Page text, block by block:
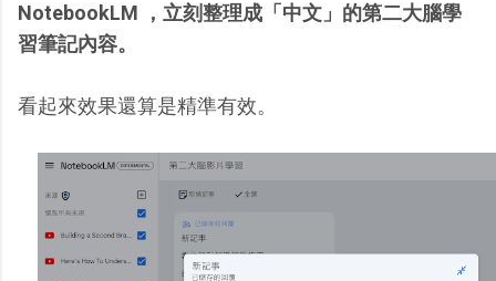
NotebookLM ，立刻整理成「中文」的第二大腦學
習筆記內容。
看起來效果還算是精準有效。